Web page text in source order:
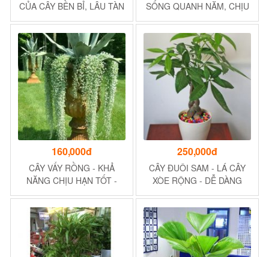
CỦA CÂY BỀN BỈ, LÂU TÀN
- THÍCH HỢP CHƯNG TẾT
SỐNG QUANH NĂM, CHỊU
ĐƯỢC NHIỆT ĐỘ CAO
160,000đ
CÂY VẨY RỒNG - KHẢ
NĂNG CHỊU HẠN TỐT -
THÍCH HỢP TRỒNG BAN
CÔNG, CỔNG, KHU DU
LỊCH,...
250,000đ
CÂY ĐUÔI SAM - LÁ CÂY
XÒE RỘNG - DỄ DÀNG
THÍCH NGHI VỚI MỌI MÔI
TRƯỜNG